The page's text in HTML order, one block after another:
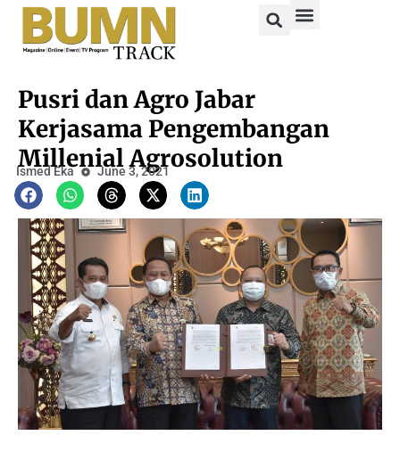
Pusri dan Agro Jabar
Kerjasama Pengembangan
Millenial Agrosolution
Ismed Eka June 3, 2021